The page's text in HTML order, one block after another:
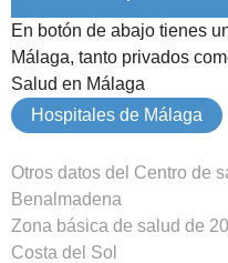
En botón de abajo tienes
Málaga, tanto privados
Salud en Málaga
Hospitales de Málaga
Otros datos del Centro de
Benalmadena
Zona básica de salud de
Costa del Sol